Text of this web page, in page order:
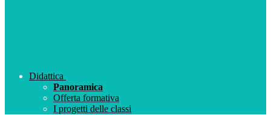
Didattica
Panoramica
Offerta formativa
I progetti delle classi